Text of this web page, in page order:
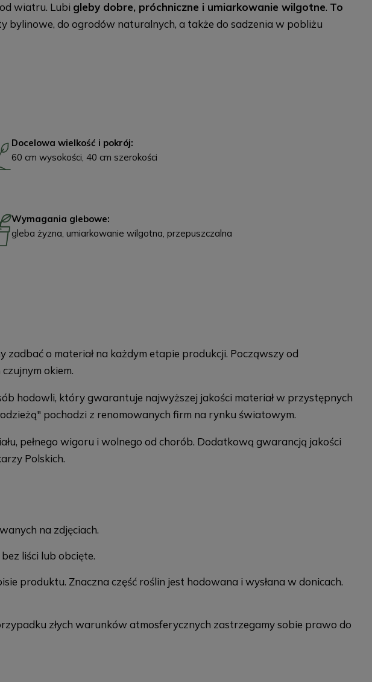
wiatru. Lubi gleby dobre, próchniczne i umiarkowanie wilgotne. To
bylinowe, do ogrodów naturalnych, a także do sadzenia w pobliżu
Docelowa wielkość i pokrój:
60 cm wysokości, 40 cm szerokości
Wymagania glebowe:
gleba żyzna, umiarkowanie wilgotna, przepuszczalna
o materiał na każdym etapie produkcji. Począwszy od
okiem.
hodowli, który gwarantuje najwyższej jakości materiał w przystępnych
pochodzi z renomowanych firm na rynku światowym.
pełnego wigoru i wolnego od chorób. Dodatkową gwarancją jakości
Polskich.
na zdjęciach.
liści lub obcięte.
produktu. Znaczna część roślin jest hodowana i wysłana w donicach.
złych warunków atmosferycznych zastrzegamy sobie prawo do